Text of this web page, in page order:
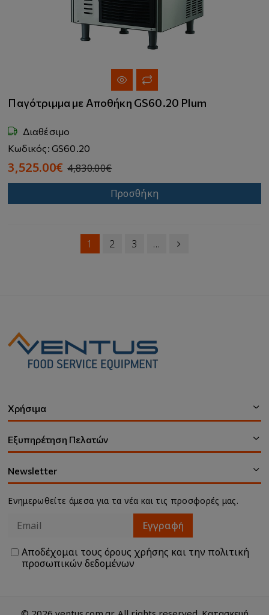
Παγότριμμα με Αποθήκη GS60.20 Plum
Διαθέσιμο
Κωδικός: GS60.20
3,525.00€ 4,830.00€
Προσθήκη
1 2 3 …
Χρήσιμα
Εξυπηρέτηση Πελατών
Newsletter
Ενημερωθείτε άμεσα για τα νέα και τις προσφορές μας.
Εγγραφή
Αποδέχομαι τουςόρους χρήσης και την πολιτική
προσωπικών δεδομένων